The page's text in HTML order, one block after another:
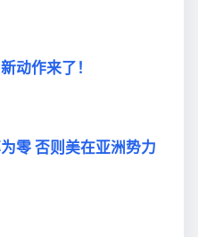
动作来了！
零 否则美在亚洲势力